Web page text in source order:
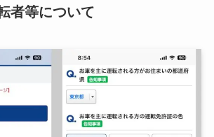
者等について